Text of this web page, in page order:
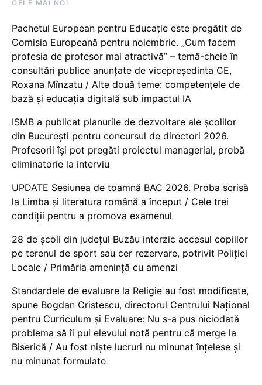
CELE MAI NOI
Pachetul European pentru Educație este pregătit de
Comisia Europeană pentru noiembrie. „Cum facem
profesia de profesor mai atractivă” – temă-cheie în
consultări publice anunțate de vicepreședinta CE,
Roxana Mînzatu / Alte două teme: competențele de
bază și educația digitală sub impactul IA
ISMB a publicat planurile de dezvoltare ale școlilor
din București pentru concursul de directori 2026.
Profesorii își pot pregăti proiectul managerial, probă
eliminatorie la interviu
UPDATE Sesiunea de toamnă BAC 2026. Proba scrisă
la Limba și literatura română a început / Cele trei
condiții pentru a promova examenul
28 de școli din județul Buzău interzic accesul copiilor
pe terenul de sport sau cer rezervare, potrivit Poliției
Locale / Primăria amenință cu amenzi
Standardele de evaluare la Religie au fost modificate,
spune Bogdan Cristescu, directorul Centrului Național
pentru Curriculum și Evaluare: Nu s-a pus niciodată
problema să îi pui elevului notă pentru că merge la
Biserică / Au fost niște lucruri nu minunat înțelese și
nu minunat formulate